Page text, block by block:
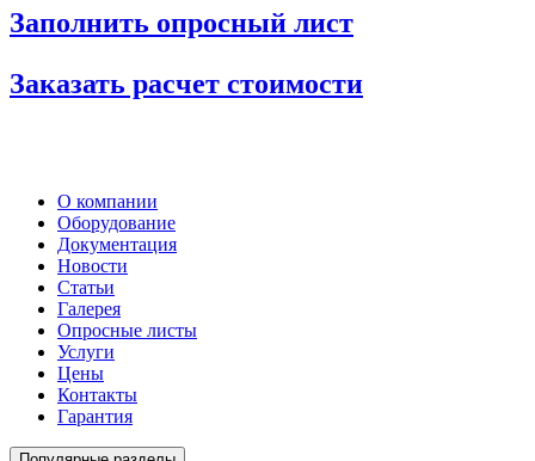
Заполнить опросный лист
Заказать расчет стоимости
О компании
Оборудование
Документация
Новости
Статьи
Галерея
Опросные листы
Услуги
Цены
Контакты
Гарантия